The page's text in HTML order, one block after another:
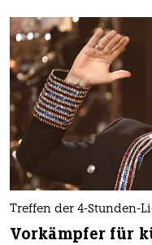
Treffen der 4-Stunden-
Vorkämpfer für